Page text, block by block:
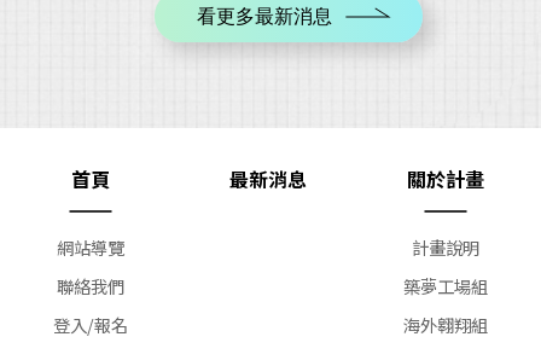
看更多最新消息
首頁
網站導覽
聯絡我們
登入/報名
最新消息 關於計畫
計畫說明
築夢工場組
海外翱翔組